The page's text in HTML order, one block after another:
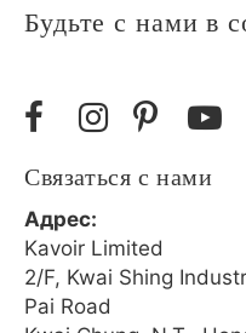
Будьте с нами в
Связаться с нами
Адрес:
Kavoir Limited
2/F, Kwai Shing
Pai Road